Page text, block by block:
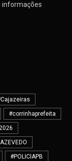
informações
#corrinhaprefeita
#POLICIAPB